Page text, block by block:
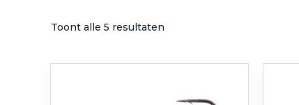
Toont alle 5 resultaten